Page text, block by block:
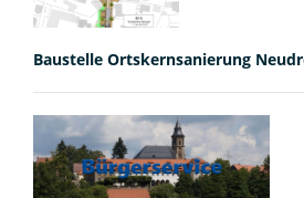
Baustelle Ortskernsanierung